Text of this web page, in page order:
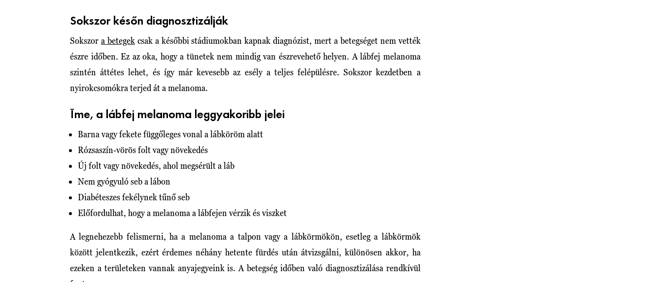
Sokszor későn diagnosztizálják
Sokszor a betegekcsak a későbbi stádiumokban kapnak diagnózist, mert a betegséget nem vették
észre időben. Ez az oka, hogy a tünetek nem mindig van észrevehető helyen. A lábfej melanoma
szintén áttétes lehet, és így már kevesebb az esély a teljes felépülésre. Sokszor kezdetben a
nyirokcsomókra terjed át a melanoma.
Íme, a lábfej melanoma leggyakoribb jelei
Barna vagy fekete függőleges vonal a lábköröm alatt
Rózsaszín-vörös folt vagy növekedés
Új folt vagy növekedés, ahol megsérült a láb
Nem gyógyuló seb a lábon
Diabéteszes fekélynek tűnő seb
Előfordulhat, hogy a melanoma a lábfejen vérzik és viszket
A legnehezebb felismerni, ha a melanoma a talpon vagy a lábkörmökön, esetleg a lábkörmök
között jelentkezik, ezért érdemes néhány hetente fürdés után átvizsgálni, különösen akkor, ha
ezeken a területeken vannak anyajegyeink is. A betegség időben való diagnosztizálása rendkívül